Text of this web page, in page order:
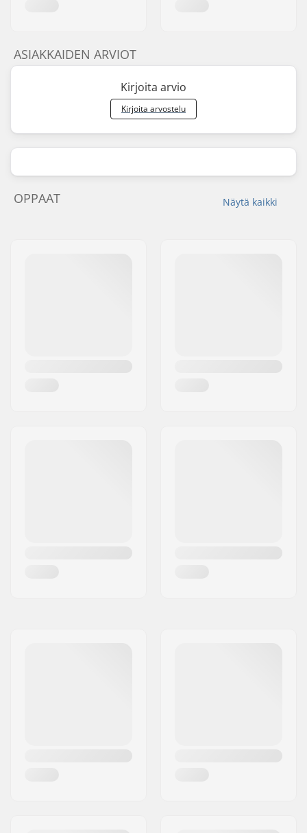
ASIAKKAIDEN ARVIOT
Kirjoita arvio
Kirjoita arvostelu
Näytä kaikki
OPPAAT